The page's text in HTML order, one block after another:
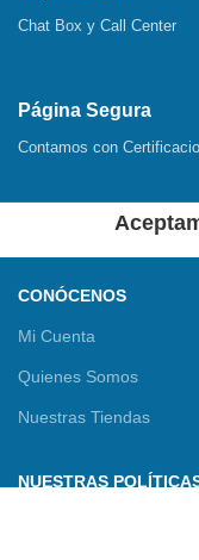
Chat Box y Call Center
Página Segura
Contamos con
CONÓCENOS
Mi Cuenta
Quienes Somos
Nuestras Tiendas
NUESTRAS